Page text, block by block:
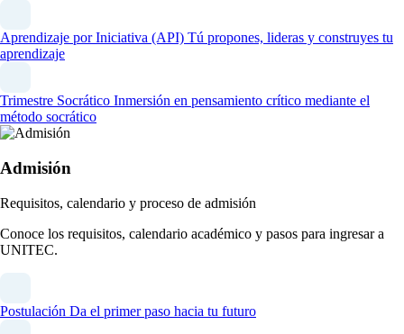
Aprendizaje por Iniciativa (API) Tú propones, lideras y construyes tu
aprendizaje
Trimestre Socrático Inmersión en pensamiento crítico mediante el
método socrático
Admisión
Requisitos, calendario y proceso de admisión
Conoce los requisitos, calendario académico y pasos para ingresar a
UNITEC.
Postulación Da el primer paso hacia tu futuro